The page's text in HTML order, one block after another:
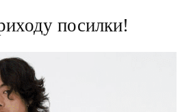
посилки!